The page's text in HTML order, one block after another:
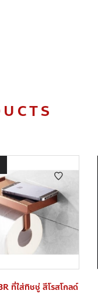
ที่ใส่ทิชชู่ สีโรสโกลด์